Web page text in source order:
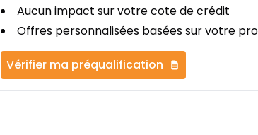
Aucun impact sur votre cote de crédit
Offres personnalisées basées sur votre
Vérifier ma préqualification